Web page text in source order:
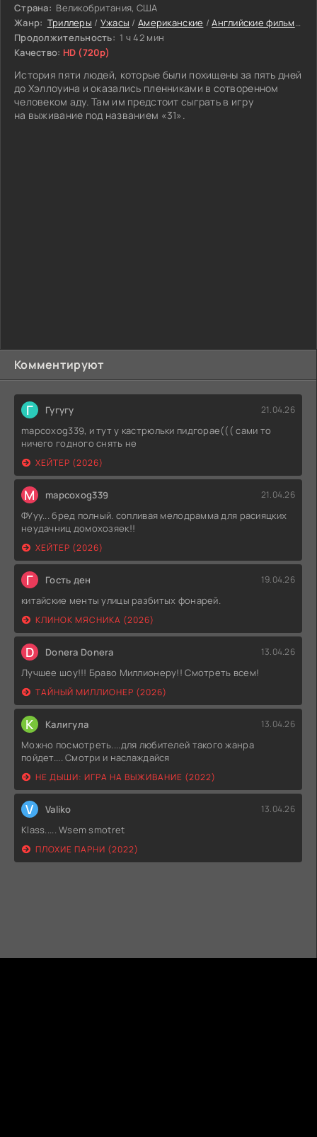
Комментируют
Г Гугугу 21.04.26
mapcoxog339, и тут у кастрюльки пидгорае((( сами то
ничего годного снять не
ХЕЙТЕР (2026)
M mapcoxog339 21.04.26
ФУуу... бред полный. сопливая мелодрамма для расияцких
неудачниц домохозяек!!
ХЕЙТЕР (2026)
Г Гость ден 19.04.26
китайские менты улицы разбитых фонарей.
КЛИНОК МЯСНИКА (2026)
D Donera Donera 13.04.26
Лучшее шоу!!! Браво Миллионеру!! Смотреть всем!
ТАЙНЫЙ МИЛЛИОНЕР (2026)
К Калигула 13.04.26
Можно посмотреть....для любителей такого жанра
пойдет.... Смотри и наслаждайся
НЕ ДЫШИ: ИГРА НА ВЫЖИВАНИЕ (2022)
V Valiko 13.04.26
Klass..... Wsem smotret
ПЛОХИЕ ПАРНИ (2022)
Страна: Великобритания, США
Жанр: Триллеры / Ужасы /Американские /Английские фильмы
Продолжительность: 1 ч 42 мин
Качество: HD (720p)
История пяти людей, которые были похищены за пять дней
до Хэллоуина и оказались пленниками в сотворенном
человеком аду. Там им предстоит сыграть в игру
на выживание под названием «31».